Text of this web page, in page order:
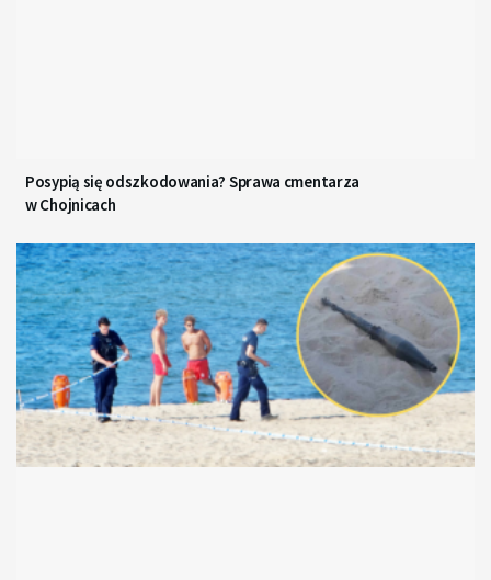
Posypią się odszkodowania? Sprawa cmentarza
w Chojnicach